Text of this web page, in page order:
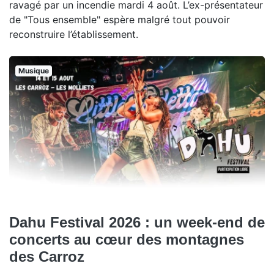
ravagé par un incendie mardi 4 août. L’ex-présentateur
de "Tous ensemble" espère malgré tout pouvoir
reconstruire l’établissement.
Musique
Dahu Festival 2026 : un week-end de
concerts au cœur des montagnes
des Carroz